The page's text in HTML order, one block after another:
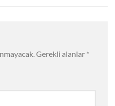
Gerekli alanlar *